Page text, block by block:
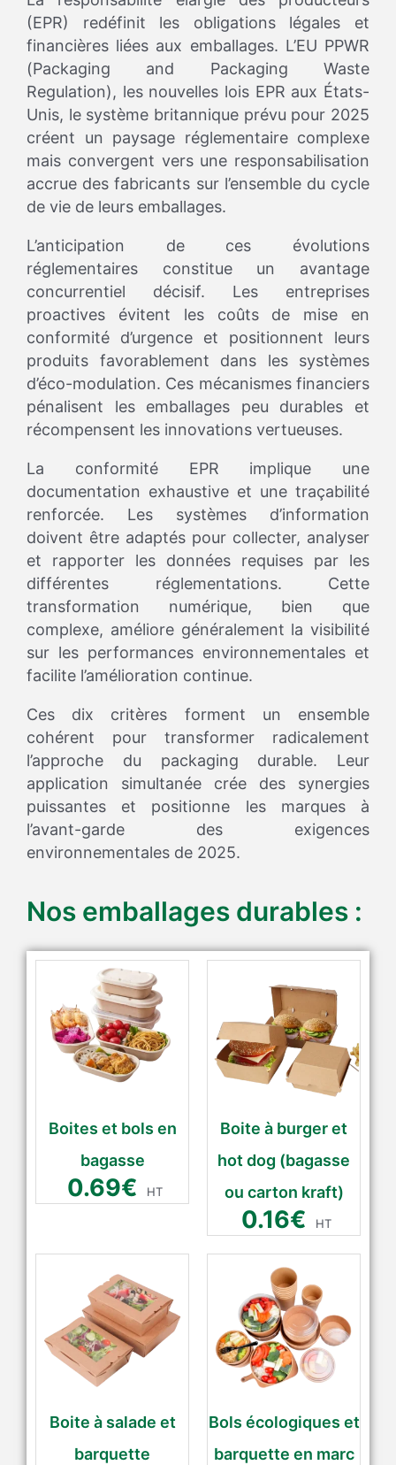
(EPR) redéfinit les obligations légales et
financières liées aux emballages. L’EU PPWR
(Packaging and Packaging Waste
Regulation), les nouvelles lois EPR aux États-
Unis, le système britannique prévu pour 2025
créent un paysage réglementaire complexe
mais convergent vers une responsabilisation
accrue des fabricants sur l’ensemble du cycle
de vie de leurs emballages.
L’anticipation de ces évolutions
réglementaires constitue un avantage
concurrentiel décisif. Les entreprises
proactives évitent les coûts de mise en
conformité d’urgence et positionnent leurs
produits favorablement dans les systèmes
d’éco-modulation. Ces mécanismes financiers
pénalisent les emballages peu durables et
récompensent les innovations vertueuses.
La conformité EPR implique une
documentation exhaustive et une traçabilité
renforcée. Les systèmes d’information
doivent être adaptés pour collecter, analyser
et rapporter les données requises par les
différentes réglementations. Cette
transformation numérique, bien que
complexe, améliore généralement la visibilité
sur les performances environnementales et
facilite l’amélioration continue.
Ces dix critères forment un ensemble
cohérent pour transformer radicalement
l’approche du packaging durable. Leur
application simultanée crée des synergies
puissantes et positionne les marques à
l’avant-garde des exigences
environnementales de 2025.
Nos emballages durables :
Boites et bols en
bagasse
0.69€ HT
Boite à burger et
hot dog (bagasse
ou carton kraft)
0.16€ HT
Boite à salade et
barquette
Bols écologiques et
barquette en marc